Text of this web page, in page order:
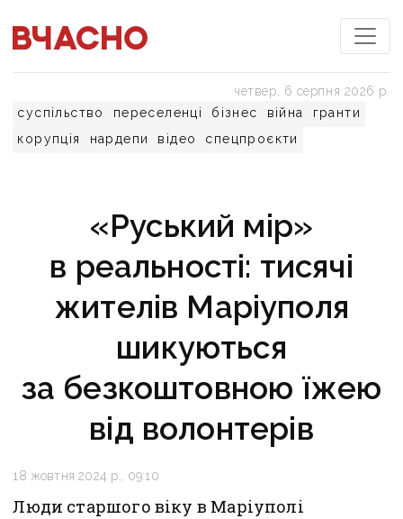
суспільство переселенці бізнес війна
гранти
корупція
нардепи відео спецпроєкти
четвер, 6 серпня 2026 р.
«Руський мір»
в реальності: тисячі
жителів Маріуполя
шикуються
за безкоштовною їжею
від волонтерів
18 жовтня 2024 р., 09:10
Люди старшого віку в Маріуполі